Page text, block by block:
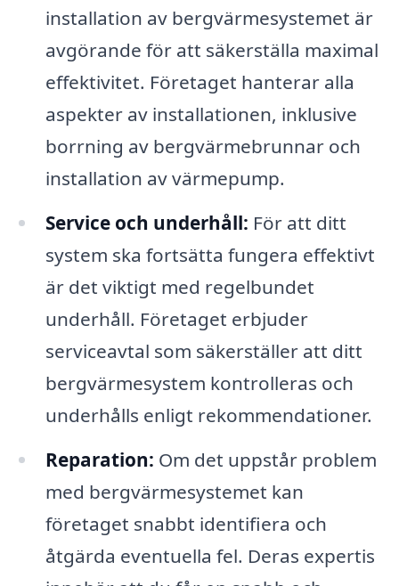
installation av bergvärmesystemet är
avgörande för att säkerställa maximal
effektivitet. Företaget hanterar alla
aspekter av installationen, inklusive
borrning av bergvärmebrunnar och
installation av värmepump.
Service och underhåll: För att ditt
system ska fortsätta fungera effektivt
är det viktigt med regelbundet
underhåll. Företaget erbjuder
serviceavtal som säkerställer att ditt
bergvärmesystem kontrolleras och
underhålls enligt rekommendationer.
Reparation: Om det uppstår problem
med bergvärmesystemet kan
företaget snabbt identifiera och
åtgärda eventuella fel. Deras expertis